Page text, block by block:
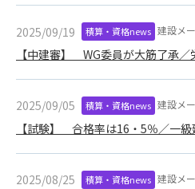
2025/09/19 積算・資格news 建設メ
【中建審】 WG委員が大筋了承
2025/09/05 積算・資格news 建設メ
【試験】 合格率は16・5％／一
2025/08/25 積算・資格news 建設メ
個人情報といいます）について、
する場合を除き、第三者に開示ま
(2) 個々の会員を特定できない統計
者に提供する場合
(4) 法令等により開示を求められた